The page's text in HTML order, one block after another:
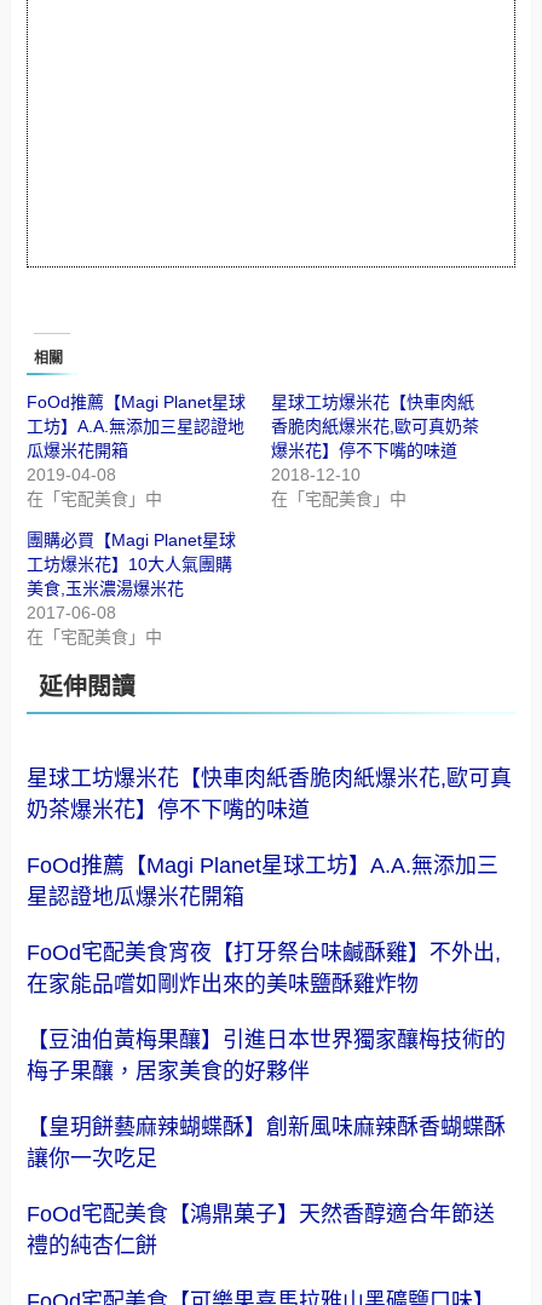
相關
FoOd推薦【Magi Planet星球
工坊】A.A.無添加三星認證地
瓜爆米花開箱
2019-04-08
在「宅配美食」中
星球工坊爆米花【快車肉紙
香脆肉紙爆米花,歐可真奶茶
爆米花】停不下嘴的味道
2018-12-10
在「宅配美食」中
團購必買【Magi Planet星球
工坊爆米花】10大人氣團購
美食,玉米濃湯爆米花
2017-06-08
在「宅配美食」中
延伸閱讀
星球工坊爆米花【快車肉紙香脆肉紙爆米花,歐可真
奶茶爆米花】停不下嘴的味道
FoOd推薦【Magi Planet星球工坊】A.A.無添加三
星認證地瓜爆米花開箱
FoOd宅配美食宵夜【打牙祭台味鹹酥雞】不外出,
在家能品嚐如剛炸出來的美味鹽酥雞炸物
【豆油伯黃梅果釀】引進日本世界獨家釀梅技術的
梅子果釀，居家美食的好夥伴
【皇玥餅藝麻辣蝴蝶酥】創新風味麻辣酥香蝴蝶酥
讓你一次吃足
FoOd宅配美食【鴻鼎菓子】天然香醇適合年節送
禮的純杏仁餅